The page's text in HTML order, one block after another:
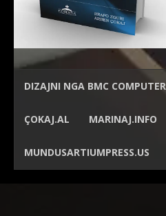
DIZAJNI NGA BMC COMPUTER
ÇOKAJ.AL MARINAJ.INFO
MUNDUSARTIUMPRESS.US